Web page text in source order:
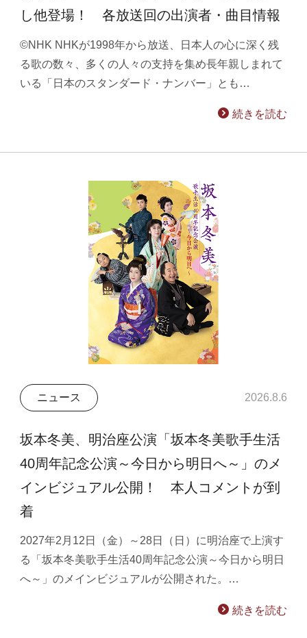
し他登場！ 各放送回の出演者・曲目情報
©NHK NHKが1998年から放送、日本人の心に深く残
る歌の数々、多くの人々の支持を集め長年親しまれて
いる「日本のスタンダード・ナンバー」とも…
続きを読む
ニュース 2026.8.6
坂本冬美、明治座公演「坂本冬美歌手生活
40周年記念公演～今日から明日へ～」のメ
インビジュアル公開！ 本人コメントが到
着
2027年2月12日（金）～28日（日）に明治座で上演す
る「坂本冬美歌手生活40周年記念公演～今日から明日
へ～」のメインビジュアルが公開された。…
続きを読む